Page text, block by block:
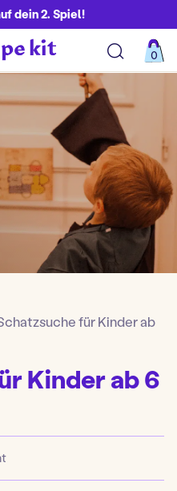
dein 2. Spiel!
0
für Kinder ab
Kinder ab 6
Alle Spiele ansehen